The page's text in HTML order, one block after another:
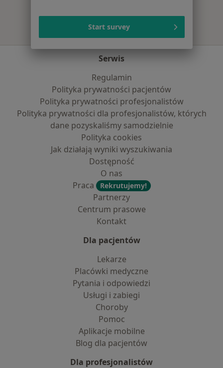
Serwis
Regulamin
Polityka prywatności pacjentów
Polityka prywatności profesjonalistów
Polityka prywatności dla profesjonalistów, których
dane pozyskaliśmy samodzielnie
Polityka cookies
Jak działają wyniki wyszukiwania
Dostępność
O nas
Praca
Rekrutujemy!
Partnerzy
Centrum prasowe
Kontakt
Dla pacjentów
Lekarze
Placówki medyczne
Pytania i odpowiedzi
Usługi i zabiegi
Choroby
Pomoc
Aplikacje mobilne
Blog dla pacjentów
Dla profesjonalistów
Start survey